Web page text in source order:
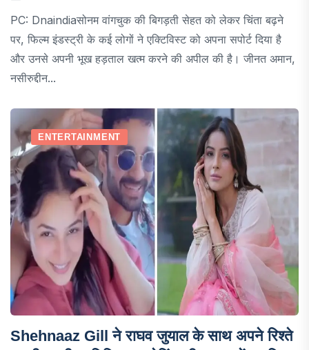
PC: Dnaindiaसोनम वांगचुक की बिगड़ती सेहत को लेकर चिंता बढ़ने
पर, फिल्म इंडस्ट्री के कई लोगों ने एक्टिविस्ट को अपना सपोर्ट दिया है
और उनसे अपनी भूख हड़ताल खत्म करने की अपील की है। जीनत अमान,
नसीरुद्दीन...
ENTERTAINMENT
Shehnaaz Gill ने राघव जुयाल के साथ अपने रिश्ते